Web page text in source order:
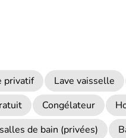
privatif Lave vaisselle
Congélateur
de bain (privées)